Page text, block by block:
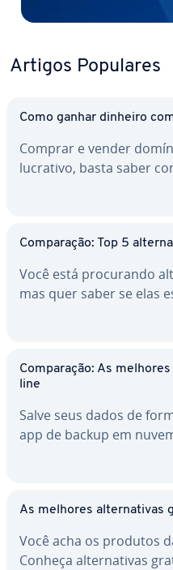
Artigos Populares
Como ganhar dinheiro
Comprar e vender
lucrativo, basta saber
Com­pa­ra­ção: Top 5
Você está pro­cu­rando
mas quer saber se elas
Com­pa­ra­ção: As
line
Salve seus dados de
app de backup em
As melhores al­ter­na­ti­vas
Você acha os produtos
Conheça al­ter­na­ti­vas